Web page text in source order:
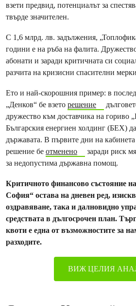
взети предвид, потенциалът за
твърде значителен.
С 1,6 млрд. лв. задължения,
години е на ръба на фалита.
абонати и заради критичната си
разчита на кризисни спасителни
Ето и най-скорошния пример: в
„Денков“ бе взето решение
дружество към доставчика на гориво
Българския енергиен холдинг (БЕХ)
държавата. В първите дни на кабинета
решение бе отменено
заради риск
за недопустима държавна помощ.
Критичното финансово състояние
София“ остава на дневен ред,
оздравяване, така и далновидно
средствата в дългосрочен план.
квоти е една от възможностите за
разходите.
ВИЖ ЦЕЛИЯ